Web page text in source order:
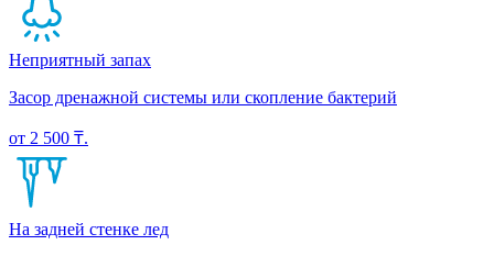
Неприятный запах
Засор дренажной системы или скопление бактерий
от 2 500 ₸.
На задней стенке лед